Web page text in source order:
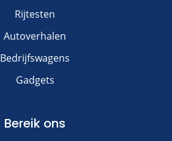
Rijtesten
Autoverhalen
Bedrijfswagens
Gadgets
Bereik ons